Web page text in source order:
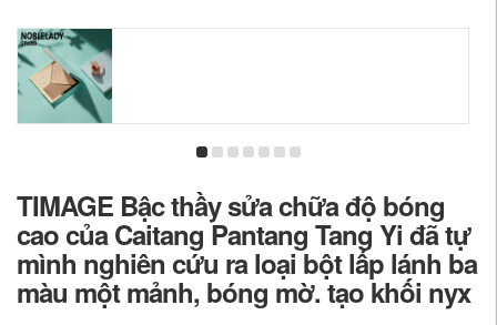
TIMAGE Bậc thầy sửa chữa độ bóng
cao của Caitang Pantang Tang Yi đã tự
mình nghiên cứu ra loại bột lấp lánh ba
màu một mảnh, bóng mờ. tạo khối nyx